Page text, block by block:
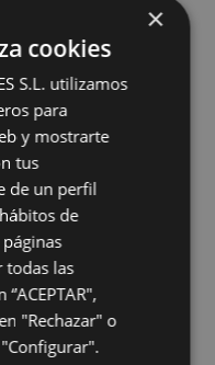
ambiental.
e insectos.
×
cookies
S.L. utilizamos
para
y mostrarte
tus
de un perfil
de
todas las
"Rechazar" o